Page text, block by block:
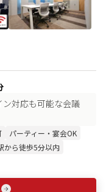
対応も可能な会議
パーティー・宴会OK
から徒歩5分以内